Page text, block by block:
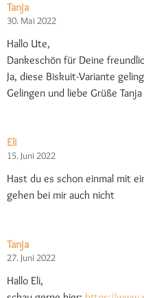
Tanja
30. Mai 2022
Hallo Ute,
Dankeschön für Deine
Ja, diese Biskuit-Variante
Gelingen und liebe Grüße Tanja
Eli
15. Juni 2022
Hast du es schon einmal mit
gehen bei mir auch nicht
Tanja
27. Juni 2022
Hallo Eli,